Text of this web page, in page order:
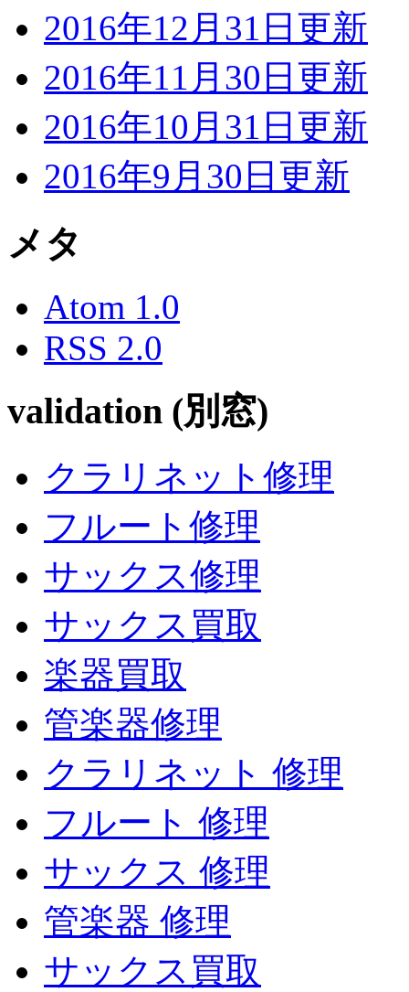
2016年12月31日更新
2016年11月30日更新
2016年10月31日更新
2016年9月30日更新
メタ
Atom 1.0
RSS 2.0
validation (別窓)
クラリネット修理
フルート修理
サックス修理
サックス買取
楽器買取
管楽器修理
クラリネット 修理
フルート 修理
サックス 修理
管楽器 修理
サックス買取